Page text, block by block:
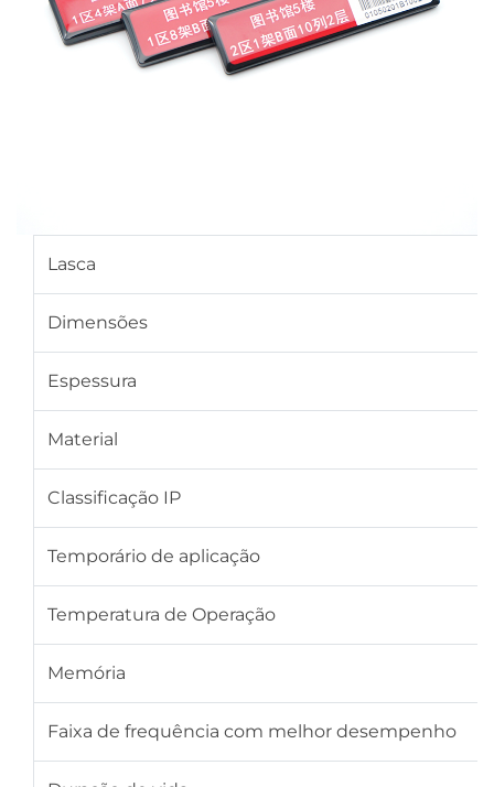
Lasca
Dimensões
Espessura
Material
Classificação IP
Temporário de aplicação
Temperatura de Operação
Memória
Faixa de frequência com melhor desempenho